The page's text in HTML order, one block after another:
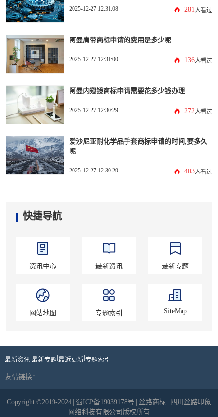
2025-12-27 12:31:08 281 人看过
阿曼肩带商标申请的费用是多少呢
2025-12-27 12:31:00 136人看过
阿曼内窥镜商标申请需要花多少钱办理
2025-12-27 12:30:29 272 人看过
爱沙尼亚耐化学品手套商标申请的时间,要多久
呢
2025-12-27 12:30:29 403人看过
快捷导航
资讯中心 最新资讯 最新专题
网站地图 专题索引 SiteMap
最新资讯 |最新专题|最近更新|专题索引 |
友情链接：
Copyright ©2019-2024 | 蜀ICP备19039178号 | 丝路商标 | 四川丝路印象
网络科技有限公司版权所有